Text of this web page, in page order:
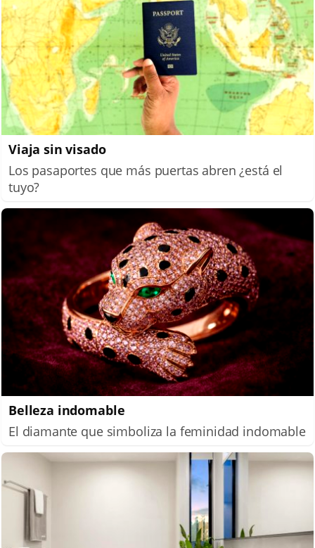
Viaja sin visado
Los pasaportes que más puertas abren ¿está el
tuyo?
Belleza indomable
El diamante que simboliza la feminidad indomable